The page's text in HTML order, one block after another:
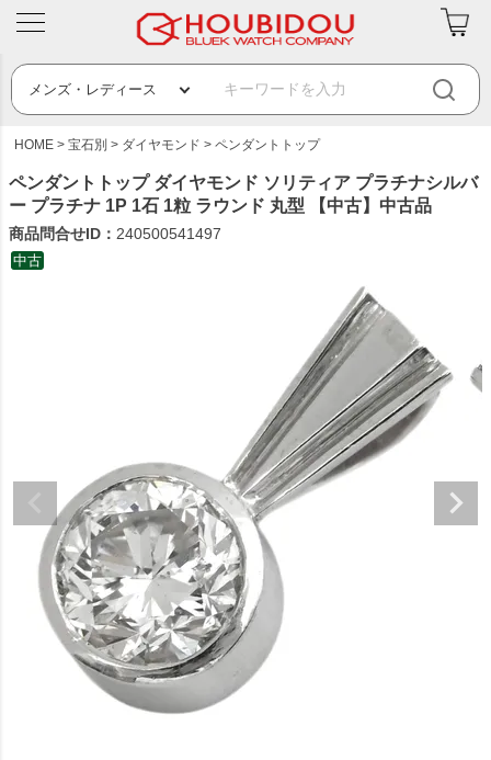
HOME 宝石別 ダイヤモンド ペンダントトップ
ペンダントトップ ダイヤモンド ソリティア プラチナシルバ
ー プラチナ 1P 1石 1粒 ラウンド 丸型 【中古】中古品
商品問合せID： 240500541497
中古